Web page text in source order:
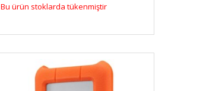
Bu ürün stoklarda tükenmiştir